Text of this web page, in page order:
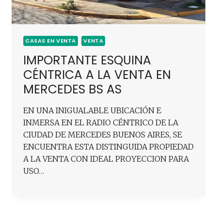
CASAS EN VENTA VENTA
IMPORTANTE ESQUINA
CÉNTRICA A LA VENTA EN
MERCEDES BS AS
EN UNA INIGUALABLE UBICACIÓN E
INMERSA EN EL RADIO CÉNTRICO DE LA
CIUDAD DE MERCEDES BUENOS AIRES, SE
ENCUENTRA ESTA DISTINGUIDA PROPIEDAD
A LA VENTA CON IDEAL PROYECCION PARA
USO…